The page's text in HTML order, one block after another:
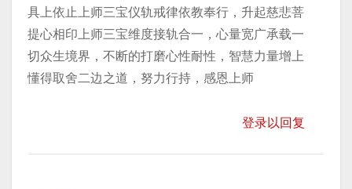
具上依止上师三宝仪轨戒律依教奉行，升起慈悲菩
提心相印上师三宝维度接轨合一，心量宽广承载一
切众生境界，不断的打磨心性耐性，智慧力量增上
懂得取舍二边之道，努力行持，感恩上师
登录以回复